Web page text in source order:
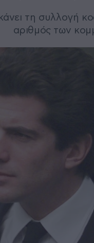
τη συλλογή
αριθμός των